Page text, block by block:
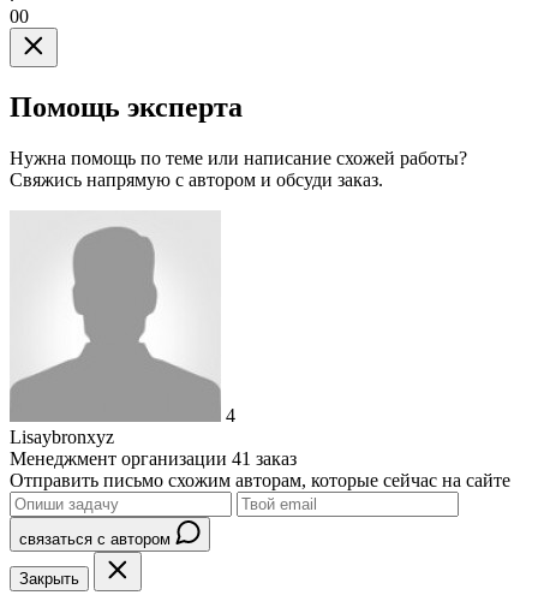
00
Помощь эксперта
Нужна помощь по теме или написание схожей работы?
Свяжись напрямую с автором и обсуди заказ.
4
Lisaybronxyz
Менеджмент организации 41 заказ
Отправить письмо схожим авторам, которые сейчас на сайте
связаться с автором
Закрыть